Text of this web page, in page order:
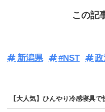
この記
新潟県 #NST
【大人気】ひんやり冷感寝具で